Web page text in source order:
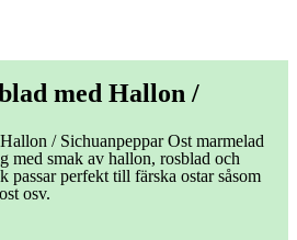
med Hallon /
/ Sichuanpeppar Ost marmelad
med smak av hallon, rosblad och
passar perfekt till färska ostar såsom
osv.